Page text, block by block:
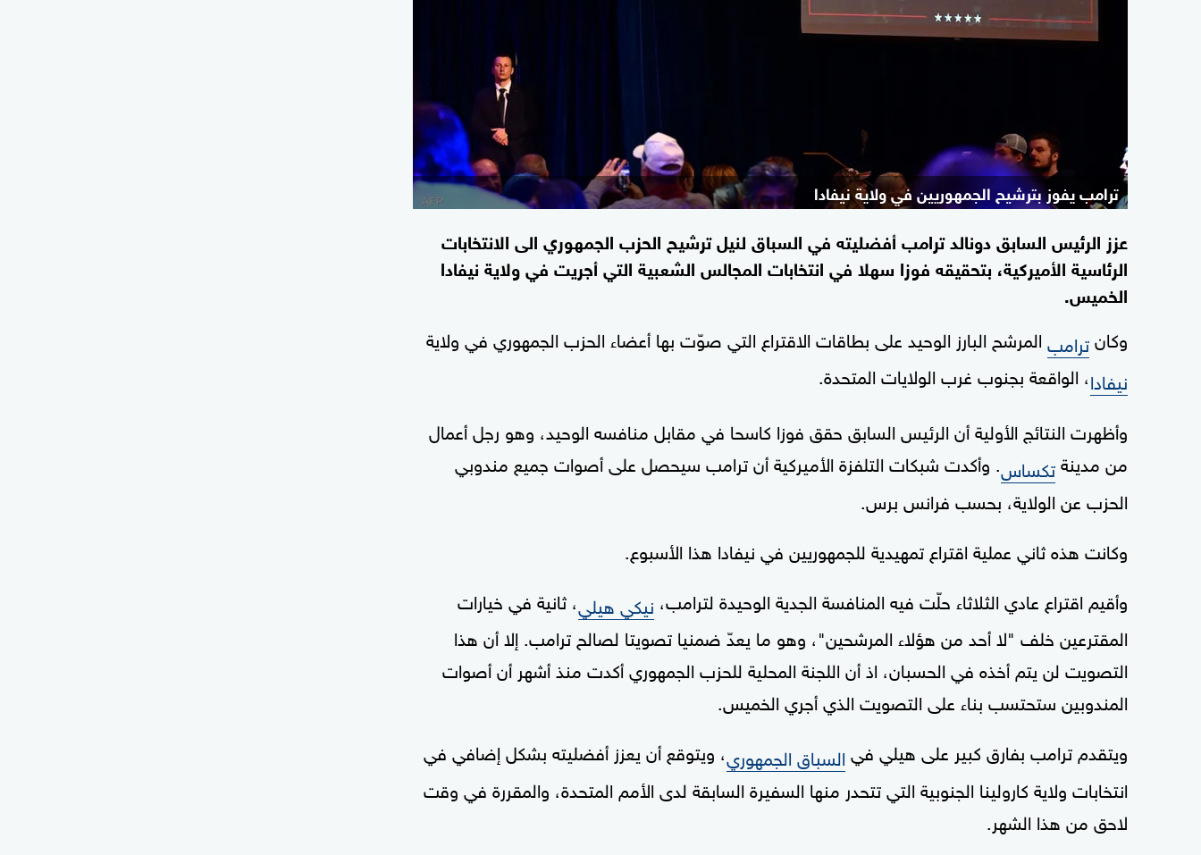
ترامب يفوز بترشيح الجمهوريين في ولاية نيفادا
عزز الرئيس السابق دونالد ترامب أفضليته في السباق لنيل ترشيح الحزب الجمهوري الى الانتخابات
الرئاسية الأميركية، بتحقيقه فوزا سهلا في انتخابات المجالس الشعبية التي أجريت في ولاية نيفادا
الخميس.
وكانترامب المرشح البارز الوحيد على بطاقات الاقتراع التي صوّت بها أعضاء الحزب الجمهوري في ولاية
نيفادا، الواقعة بجنوب غرب الولايات المتحدة.
وأظهرت النتائج الأولية أن الرئيس السابق حقق فوزا كاسحا في مقابل منافسه الوحيد، وهو رجل أعمال
من مدينةتكساس. وأكدت شبكات التلفزة الأميركية أن ترامب سيحصل على أصوات جميع مندوبي
الحزب عن الولاية، بحسب فرانس برس.
وكانت هذه ثاني عملية اقتراع تمهيدية للجمهوريين في نيفادا هذا الأسبوع.
وأقيم اقتراع عادي الثلاثاء حلّت فيه المنافسة الجدية الوحيدة لترامب، نيكي هيلي، ثانية في خيارات
المقترعين خلف "لا أحد من هؤلاء المرشحين"، وهو ما يعدّ ضمنيا تصويتا لصالح ترامب. إلا أن هذا
التصويت لن يتم أخذه في الحسبان، اذ أن اللجنة المحلية للحزب الجمهوري أكدت منذ أشهر أن أصوات
المندوبين ستحتسب بناء على التصويت الذي أجري الخميس.
ويتقدم ترامب بفارق كبير على هيلي في السباق الجمهوري، ويتوقع أن يعزز أفضليته بشكل إضافي في
انتخابات ولاية كارولينا الجنوبية التي تتحدر منها السفيرة السابقة لدى الأمم المتحدة، والمقررة في وقت
لاحق من هذا الشهر.